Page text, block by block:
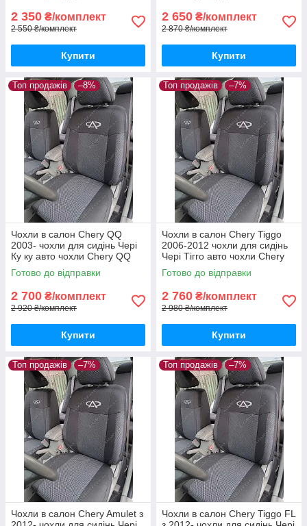
2 350 ₴/комплект
2 550 ₴/комплект
Купити
2 650 ₴/комплект
2 870 ₴/комплект
Купити
Топ продажів –8%
Чохли в салон Chery QQ
2003- чохли для сидінь Чері
Ку ку авто чохли Chery QQ
Готово до відправки
2 700 ₴/комплект
2 920 ₴/комплект
Купити
Топ продажів –7%
Чохли в салон Chery Tiggo
2006-2012 чохли для сидінь
Чері Тігго авто чохли Chery
Tiggo
Готово до відправки
2 760 ₴/комплект
2 980 ₴/комплект
Купити
Топ продажів –7%
Чохли в салон Chery Amulet з
Топ продажів –7%
Чохли в салон Chery Tiggo FL